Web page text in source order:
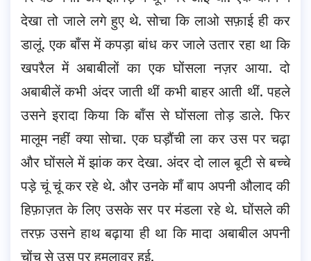
देखा तो जाले लगे हुए थे. सोचा कि लाओ सफ़ाई ही कर
डालूं. एक बाँस में कपड़ा बांध कर जाले उतार रहा था कि
खपरैल में अबाबीलों का एक घोंसला नज़र आया. दो
अबाबीलें कभी अंदर जाती थीं कभी बाहर आती थीं. पहले
उसने इरादा किया कि बाँस से घोंसला तोड़ डाले. फिर
मालूम नहीं क्या सोचा. एक घड़ौंची ला कर उस पर चढ़ा
और घोंसले में झांक कर देखा. अंदर दो लाल बूटी से बच्चे
पड़े चूं चूं कर रहे थे. और उनके माँ बाप अपनी औलाद की
हिफ़ाज़त के लिए उसके सर पर मंडला रहे थे. घोंसले की
तरफ़ उसने हाथ बढ़ाया ही था कि मादा अबाबील अपनी
चोंच से उस पर हमलावर हुई.